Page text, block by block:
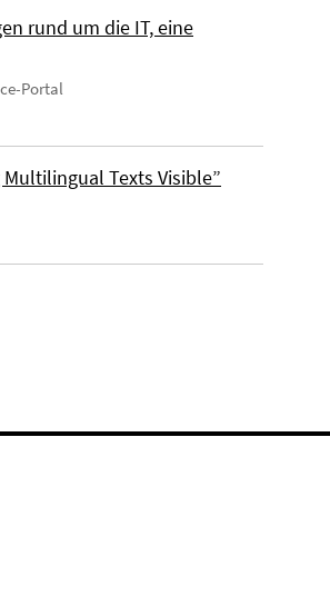
rund um die IT, eine
Portal
Multilingual Texts Visible”